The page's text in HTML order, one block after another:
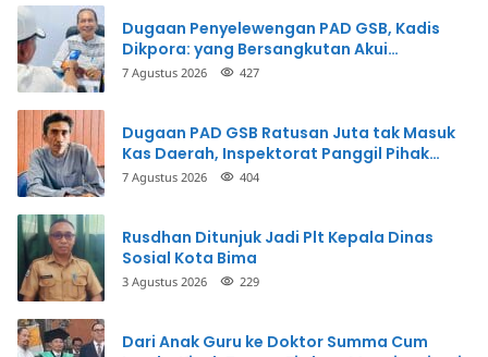
Dugaan Penyelewengan PAD GSB, Kadis
Dikpora: yang Bersangkutan Akui
Perbuatannya dan Siap Mengembalikan
7 Agustus 2026 427
Dugaan PAD GSB Ratusan Juta tak Masuk
Kas Daerah, Inspektorat Panggil Pihak
Terkait
7 Agustus 2026 404
Rusdhan Ditunjuk Jadi Plt Kepala Dinas
Sosial Kota Bima
3 Agustus 2026 229
Dari Anak Guru ke Doktor Summa Cum